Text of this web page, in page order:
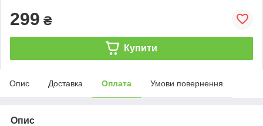
299 ₴
Купити
Опис Доставка Оплата Умови повернення
Опис